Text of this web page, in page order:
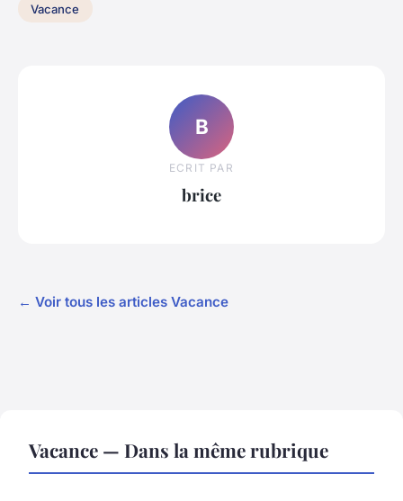
Vacance
B
ECRIT PAR
brice
← Voir tous les articles Vacance
Vacance — Dans la même rubrique